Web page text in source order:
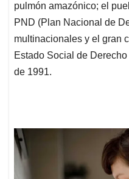
pulmón amazónico; el
PND (Plan Nacional de
multinacionales y el gran
Estado Social de
de 1991.